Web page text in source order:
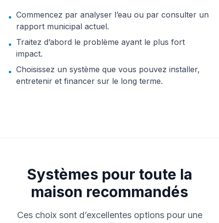
• Commencez par analyser l’eau ou par consulter un
rapport municipal actuel.
• Traitez d’abord le problème ayant le plus fort
impact.
• Choisissez un système que vous pouvez installer,
entretenir et financer sur le long terme.
Systèmes pour toute la
maison recommandés
Ces choix sont d’excellentes options pour une